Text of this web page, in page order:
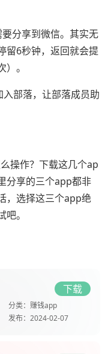
分享到微信。其实无
留6秒钟，返回就会提
。
部落，让部落成员助
操作？下载这几个ap
分享的三个app都非
，选择这三个app绝
。
下载
分类： 赚钱app
发布： 2024-02-07